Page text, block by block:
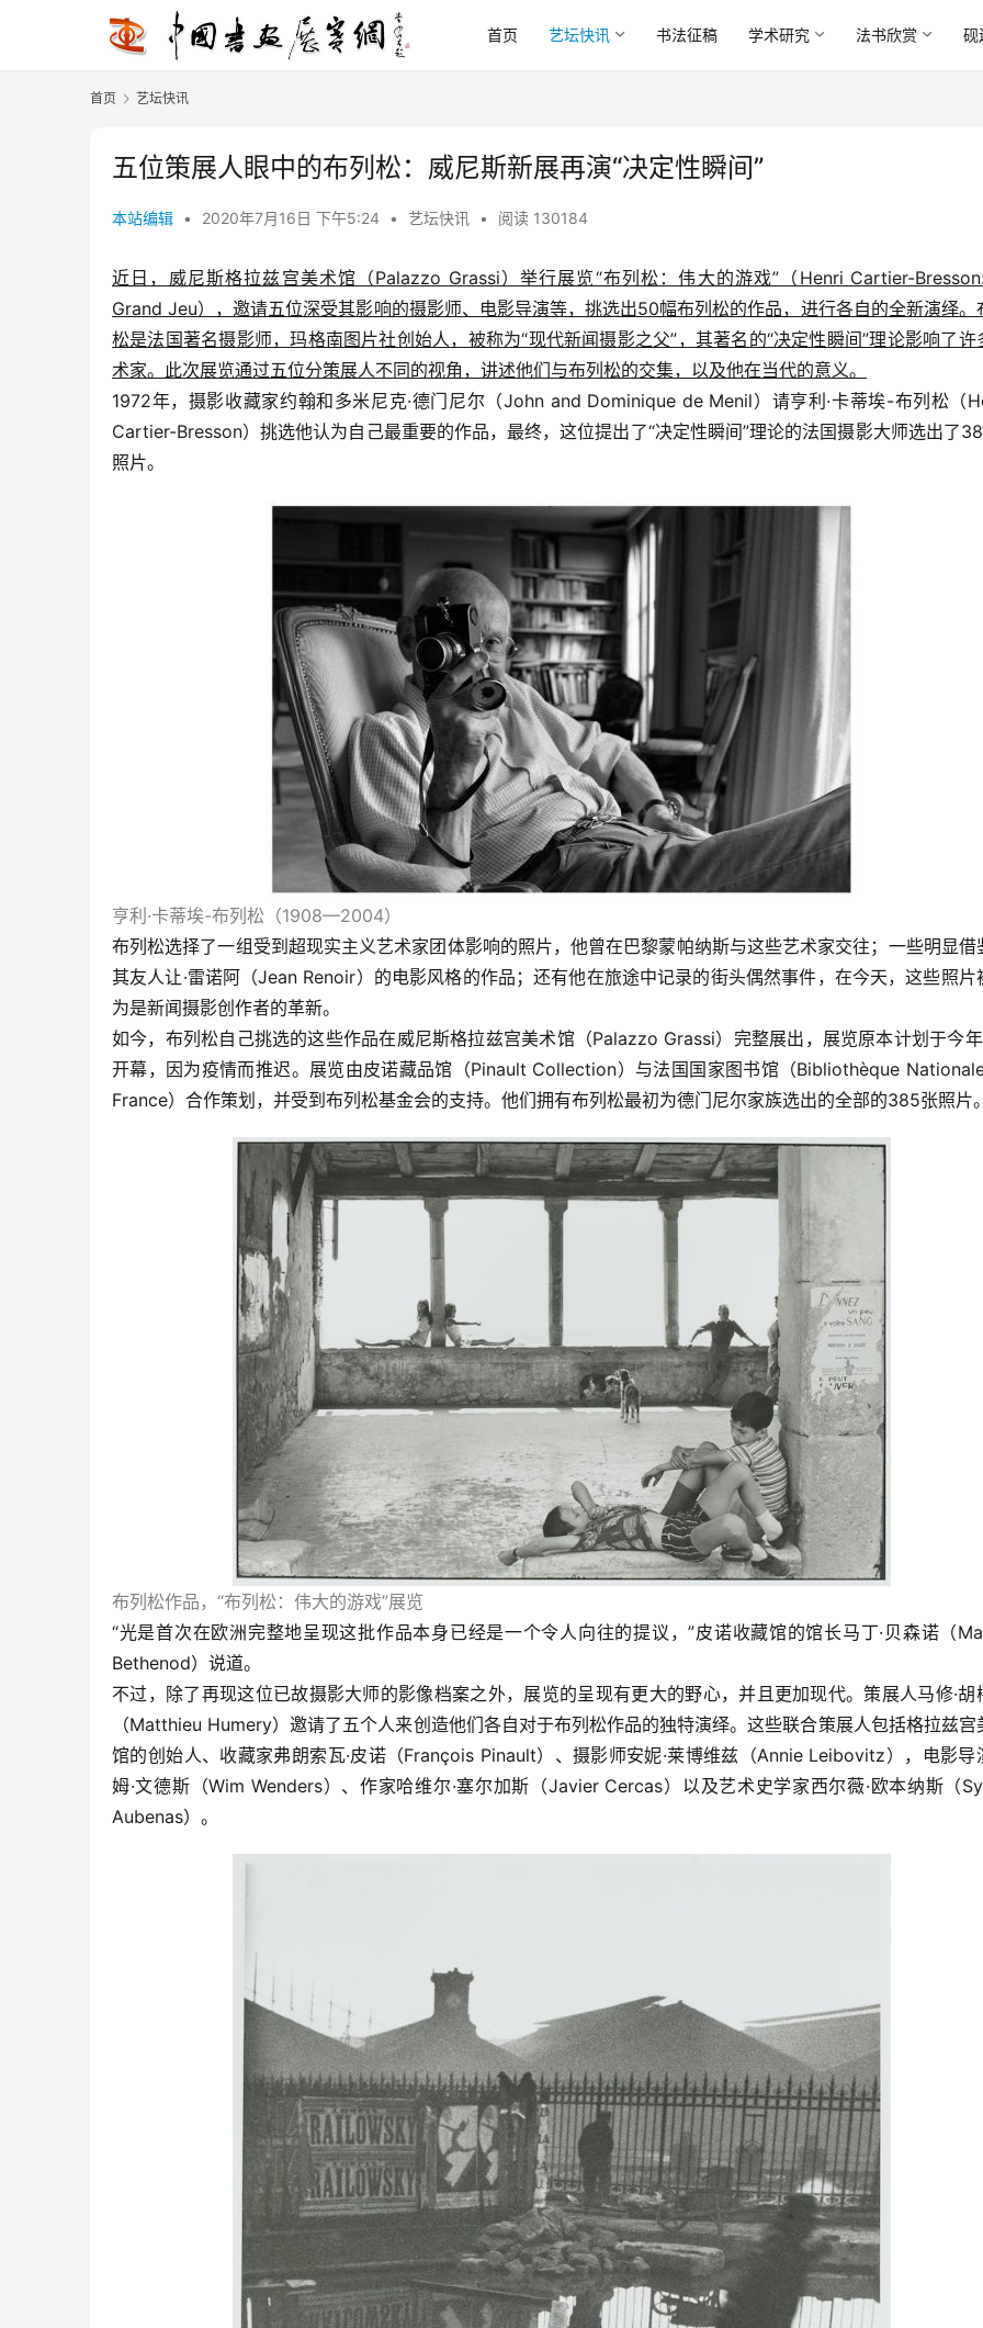
首页 艺坛快讯 书法征稿 学术研究 法书欣赏 砚
首页 艺坛快讯
五位策展人眼中的布列松：威尼斯新展再演“决定性瞬间”
本站编辑 • 2020年7月16日 下午5:24 • 艺坛快讯 • 阅读 130184
近日，威尼斯格拉兹宫美术馆（Palazzo Grassi）举行展览“布列松：伟大的游戏”（Henri Cartier-
Grand Jeu），邀请五位深受其影响的摄影师、电影导演等，挑选出50幅布列松的作品，进行各自的全新演绎。
松是法国著名摄影师，玛格南图片社创始人，被称为“现代新闻摄影之父”，其著名的“决定性瞬间”理论影响了许
术家。此次展览通过五位分策展人不同的视角，讲述他们与布列松的交集，以及他在当代的意义。
1972年，摄影收藏家约翰和多米尼克·德门尼尔（John and Dominique de Menil）请亨利·卡蒂埃-布列松（
Cartier-Bresson）挑选他认为自己最重要的作品，最终，这位提出了“决定性瞬间”理论的法国摄影大师选出了
照片。
亨利·卡蒂埃-布列松（1908—2004）
布列松选择了一组受到超现实主义艺术家团体影响的照片，他曾在巴黎蒙帕纳斯与这些艺术家交往；一些明显借
其友人让·雷诺阿（Jean Renoir）的电影风格的作品；还有他在旅途中记录的街头偶然事件，在今天，这些照片
为是新闻摄影创作者的革新。
如今，布列松自己挑选的这些作品在威尼斯格拉兹宫美术馆（Palazzo Grassi）完整展出，展览原本计划于今
开幕，因为疫情而推迟。展览由皮诺藏品馆（Pinault Collection）与法国国家图书馆（Bibliothèque
France）合作策划，并受到布列松基金会的支持。他们拥有布列松最初为德门尼尔家族选出的全部的385张照片。
布列松作品，“布列松：伟大的游戏”展览
“光是首次在欧洲完整地呈现这批作品本身已经是一个令人向往的提议，”皮诺收藏馆的馆长马丁·贝森诺（
Bethenod）说道。
不过，除了再现这位已故摄影大师的影像档案之外，展览的呈现有更大的野心，并且更加现代。策展人马修·胡
（Matthieu Humery）邀请了五个人来创造他们各自对于布列松作品的独特演绎。这些联合策展人包括格拉兹宫
馆的创始人、收藏家弗朗索瓦·皮诺（François Pinault）、摄影师安妮·莱博维兹（Annie Leibovitz），电影导
姆·文德斯（Wim Wenders）、作家哈维尔·塞尔加斯（Javier Cercas）以及艺术史学家西尔薇·欧本纳斯（
Aubenas）。